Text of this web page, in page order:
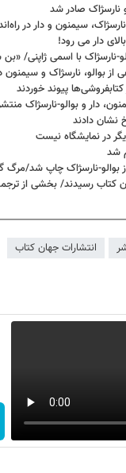
نارسژاک صادر شد
سیمنون و دار در
دار می رود!
نارسژاک با اسمی ژاپنی/
بوالو، نارسژاک و سیمنون
پیوند خوردند
دار و بوالو-نارسژاک
نشان دادند
در نمایشگاه نیست
شد
بوالو-نارسژاک چاپ شد/
کتاب رسیدند/ بخشی از
انتشارات جهان کتاب